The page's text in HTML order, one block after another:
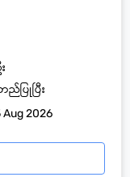
ပြုပြီး
Aug 2026